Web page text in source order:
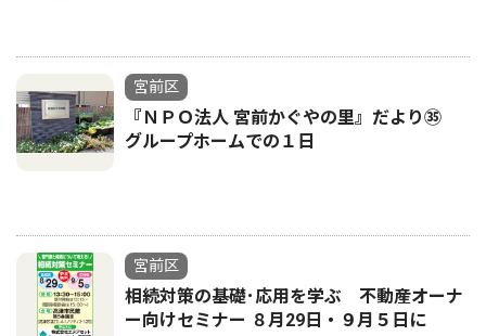
宮前区
『ＮＰＯ法人 宮前かぐやの里』だより㉟
グループホームでの１日
宮前区
相続対策の基礎･応用を学ぶ 不動産オーナ
ー向けセミナー ８月29日・９月５日に